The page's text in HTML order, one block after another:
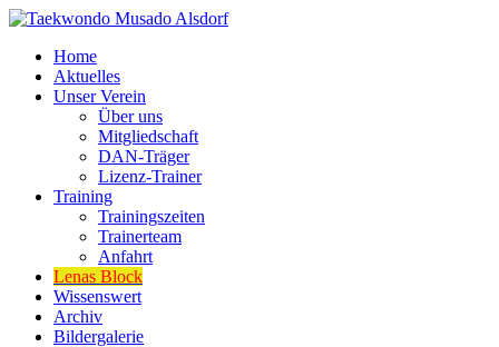
Home
Aktuelles
Unser Verein
Über uns
Mitgliedschaft
DAN-Träger
Lizenz-Trainer
Training
Trainingszeiten
Trainerteam
Anfahrt
Lenas Block
Wissenswert
Archiv
Bildergalerie